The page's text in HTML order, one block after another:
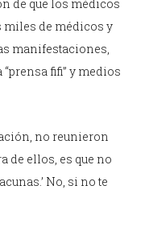
de que los médicos
miles de médicos y
manifestaciones,
fifi” y medios
no reunieron
de ellos, es que no
No, si no te